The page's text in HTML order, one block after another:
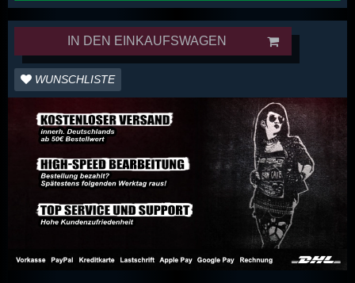
IN DEN EINKAUFSWAGEN
WUNSCHLISTE